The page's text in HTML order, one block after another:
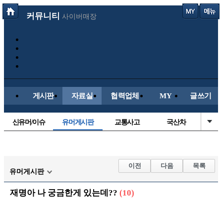
커뮤니티 사이버매장
게시판 자료실 협력업체 MY 글쓰기
신유머/이슈 유머게시판 교통사고 국산차
자유사진 군사/무기
트럭/버스
장착시공사진
유머게시판
이전 다음 목록
재명아 나 궁금한게 있는데?? (10)